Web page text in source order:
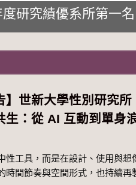
度研究績優系所第一
】世新大學性別研究
生：從 AI 互動到單身
性工具，而是在設計、使用與
時間節奏與空間形式，也持續